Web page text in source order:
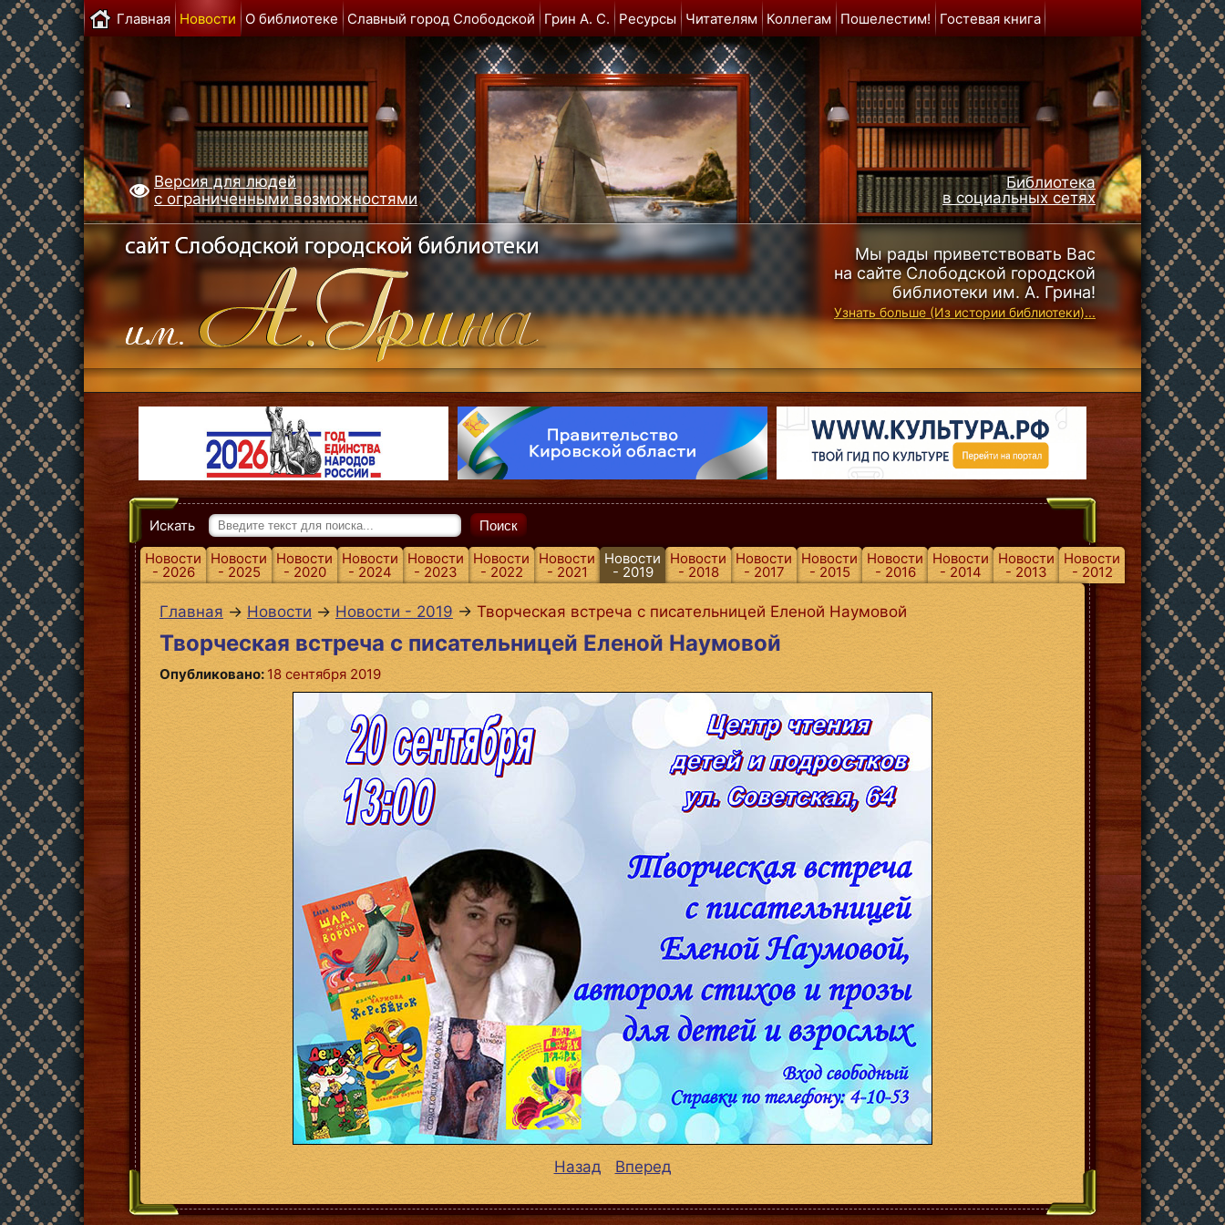
Главная Новости О библиотеке Славный город Слободской Грин А. С. Ресурсы Читателям Коллегам Пошелестим! Гостевая книга
Версия для людей
с ограниченными возможностями
Библиотека
в социальных сетях
Мы рады приветствовать Вас
на сайте Слободской городской
библиотеки им. А. Грина!
Узнать больше (Из истории библиотеки)...
Искать Поиск
Новости
- 2026
Новости
- 2025
Новости
- 2020
Новости
- 2024
Новости
- 2023
Новости
- 2022
Новости
- 2021
Новости
- 2019
Новости
- 2018
Новости
- 2017
Новости
- 2015
Новости
- 2016
Новости
- 2014
Новости
- 2013
Новости
- 2012
Главная → Новости → Новости - 2019 → Творческая встреча с писательницей Еленой Наумовой
Творческая встреча с писательницей Еленой Наумовой
Опубликовано: 18 сентября 2019
Назад Вперед